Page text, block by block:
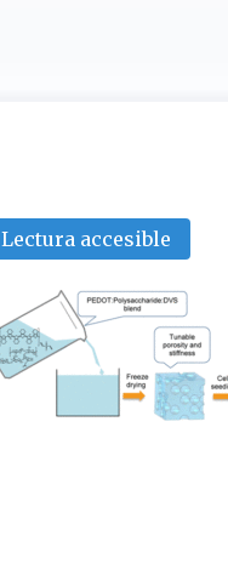
Lectura accesible